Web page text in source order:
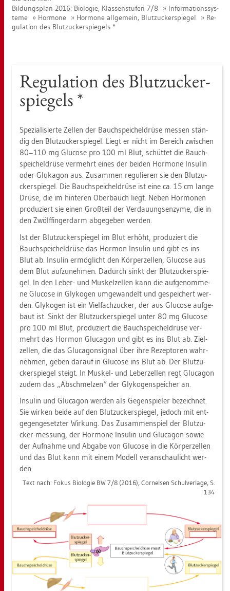
Bil­dungs­plan 2016: Bio­lo­gie, Klas­sen­stu­fen 7/8
In­for­ma­ti­ons­sys­
te­me
Hor­mo­ne Hor­mo­ne all­ge­mein, Blut­zu­cker­spie­gel
Re­
gu­la­ti­on des Blut­zu­cker­spie­gels *
Re­gu­la­ti­on des Blut­zu­cker­
spie­gels *
Spe­zia­li­sier­te Zel­len der Bauch­spei­chel­drü­se mes­sen stän­
dig den Blut­zu­cker­spie­gel. Liegt er nicht im Be­reich zwi­schen
80−110 mg Glu­co­se pro 100 ml Blut, schüt­tet die Bauch­
spei­chel­drü­se ver­mehrt eines der bei­den Hor­mo­ne In­su­lin
oder Glu­ka­gon aus. Zu­sam­men re­gu­lie­ren sie den Blut­zu­
cker­spie­gel. Die Bauch­spei­chel­drü­se ist eine ca. 15 cm lange
Drüse, die im hin­te­ren Ober­bauch liegt. Neben Hor­mo­nen
pro­du­ziert sie einen Groß­teil der Ver­dau­ungs­en­zy­me, die in
den Zwölf­fin­ger­darm ab­ge­ge­ben wer­den.
Ist der Blut­zu­cker­spie­gel im Blut er­höht, pro­du­ziert die
Bauch­spei­chel­drü­se das Hor­mon In­su­lin und gibt es ins
Blut ab. In­su­lin er­mög­licht den Kör­per­zel­len, Glu­co­se aus
dem Blut auf­zu­neh­men. Da­durch sinkt der Blut­zu­cker­spie­
gel. In den Leber- und Mus­kel­zel­len kann die auf­ge­nom­me­
ne Glu­co­se in Gly­ko­gen um­ge­wan­delt und ge­spei­chert wer­
den. Gly­ko­gen ist ein Viel­fach­zu­cker, der aus Glu­co­se auf­ge­
baut ist. Sinkt der Blut­zu­cker­spie­gel unter 80 mg Glu­co­se
pro 100 ml Blut, pro­du­ziert die Bauch­spei­chel­drü­se ver­
mehrt das Hor­mon Glu­ca­gon und gibt es ins Blut ab. Ziel­
zel­len, die das Glu­ca­gon­signal über ihre Re­zep­to­ren wahr­
neh­men, geben dar­auf in Glu­co­se ins Blut ab. Der Blut­zu­
cker­spie­gel steigt. In Mus­kel- und Le­ber­zel­len regt Glu­ca­gon
zudem das „Ab­schmel­zen“ der Gly­ko­gen­spei­cher an.
In­su­lin und Glu­ca­gon wer­den als Ge­gen­spie­ler be­zeich­net.
Sie wir­ken beide auf den Blut­zu­cker­spie­gel, je­doch mit ent­
ge­gen­ge­setz­ter Wir­kung. Das Zu­sam­men­spiel der Blut­zu­
cker-mes­sung, der Hor­mo­ne In­su­lin und Glu­ca­gon sowie
der Auf­nah­me und Ab­ga­be von Glu­co­se in die Kör­per­zel­len
und das Blut kann mit einem Mo­dell ver­an­schau­licht wer­
den.
Text nach: Fokus Bio­lo­gie BW 7/8 (2016), Cor­nel­sen Schul­ver­la­ge, S.
134